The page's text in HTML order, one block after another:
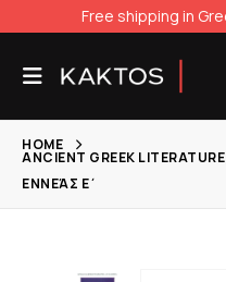
Free shipping in
HOME
ANCIENT GREEK LITERATURE
ΕΝΝΕΆΣ Ε΄